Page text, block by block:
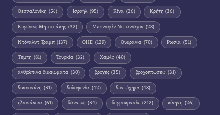
Θεσσαλονίκη (56) Ισραήλ (95) Κίνα (26) Κρήτη (36)
Κυριάκος Μητσοτάκης (32) Μπενιαμίν Νετανιάχου (28)
Ντόναλντ Τραμπ (137) ΟΗΕ (129) Ουκρανία (70) Ρωσία (51)
Τέμπη (81) Τουρκία (32) Χαμάς (40)
ανθρώπινα δικαιώματα (30) βροχές (35) βροχοπτώσεις (31)
δικαιοσύνη (51) δολοφονία (42) δυστύχημα (48)
ηλιοφάνεια (61) θάνατος (54) θερμοκρασία (212) κίνηση (26)